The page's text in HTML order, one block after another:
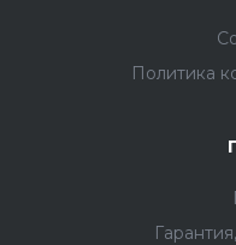
Политика